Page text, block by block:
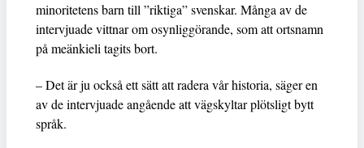
minoritetens barn till ”riktiga” svenskar. Många av de
intervjuade vittnar om osynliggörande, som att ortsnamn
på meänkieli tagits bort.
– Det är ju också ett sätt att radera vår historia, säger en
av de intervjuade angående att vägskyltar plötsligt bytt
språk.